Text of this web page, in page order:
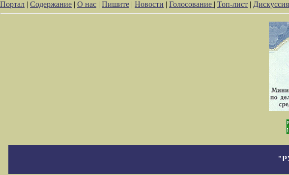
Портал | Содержание | О нас | Пишите | Новости | Голосование | Топ-лист | Дискуссия